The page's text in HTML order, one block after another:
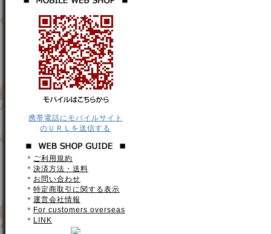
携帯電話にモバイルサイト
のＵＲＬを送信する
＊ ご利用規約
＊ 決済方法・送料
＊ お問い合わせ
＊ 特定商取引に関する表示
＊ 運営会社情報
＊ For customers overseas
＊ LINK